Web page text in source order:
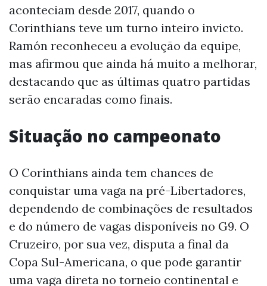
aconteciam desde 2017, quando o
Corinthians teve um turno inteiro invicto.
Ramón reconheceu a evolução da equipe,
mas afirmou que ainda há muito a melhorar,
destacando que as últimas quatro partidas
serão encaradas como finais.
Situação no campeonato
O Corinthians ainda tem chances de
conquistar uma vaga na pré-Libertadores,
dependendo de combinações de resultados
e do número de vagas disponíveis no G9. O
Cruzeiro, por sua vez, disputa a final da
Copa Sul-Americana, o que pode garantir
uma vaga direta no torneio continental e